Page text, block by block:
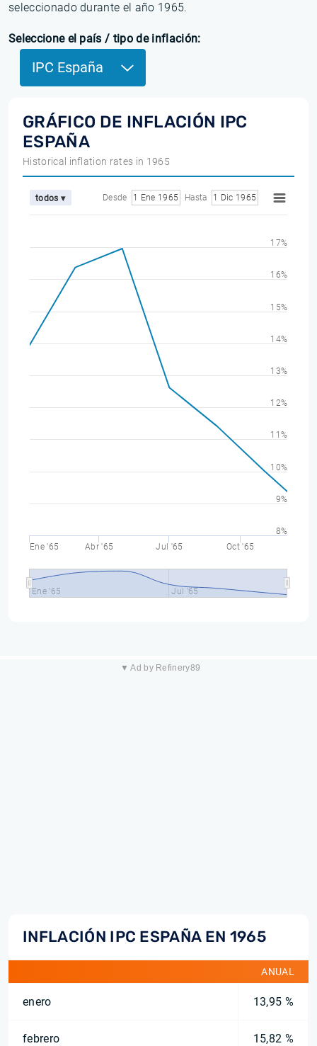
seleccionado durante el año 1965.
Seleccione el país / tipo de inflación:
IPC España
GRÁFICO DE INFLACIÓN IPC
ESPAÑA
Historical inflation rates in 1965
todos ▾ Desde 1 Ene 1965 Hasta 1 Dic 1965
Ene '65 Abr '65 Jul '65 Oct '65
Ene '65 Jul '65
8%
9%
10%
11%
12%
13%
14%
15%
16%
17%
▼ Ad by Refinery89
INFLACIÓN IPC ESPAÑA EN 1965
ANUAL
enero 13,95 %
febrero 15,82 %